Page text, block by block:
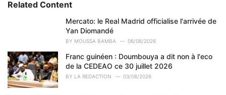
e
s
:
Related Content
Mercato: le Real Madrid officialise l'arrivée de
Yan Diomandé
BY MOUSSA BAMBA 06/08/2026
Franc guinéen : Doumbouya a dit non à l'eco
de la CEDEAO ce 30 juillet 2026
BY LA REDACTION 03/08/2026